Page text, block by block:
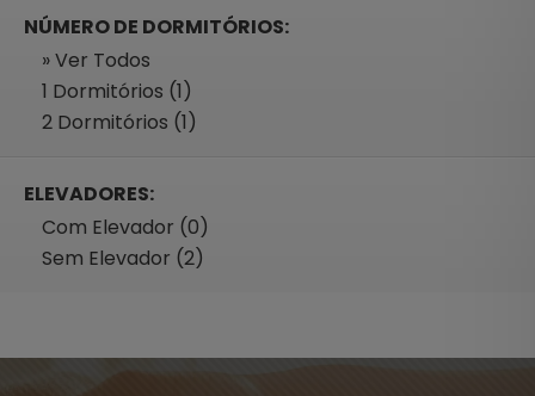
NÚMERO DE DORMITÓRIOS:
» Ver Todos
1 Dormitórios (1)
2 Dormitórios (1)
ELEVADORES:
Com Elevador (0)
Sem Elevador (2)